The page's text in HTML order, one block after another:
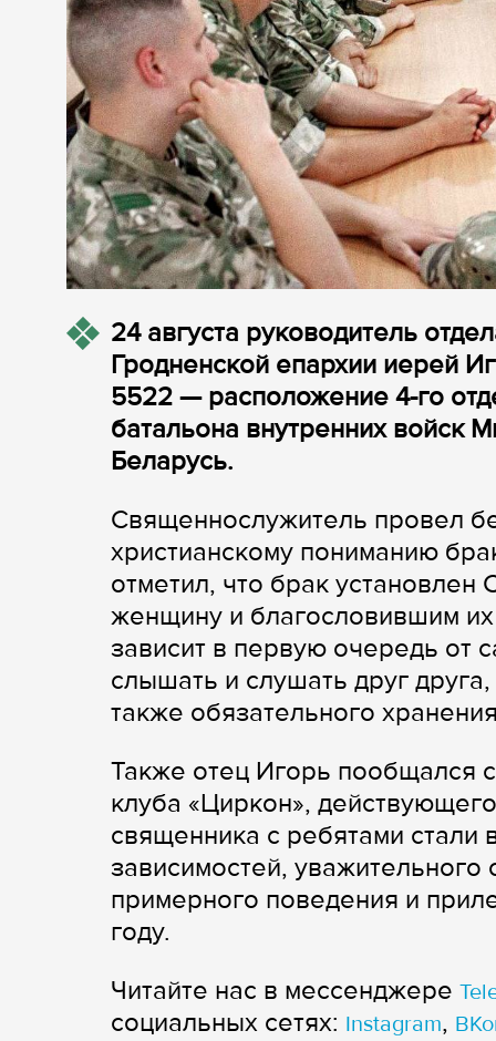
24 августа руководитель
Гродненской епархии иерей
5522 — расположение 4-го
батальона внутренних войск
Беларусь.
Священнослужитель провел
христианскому пониманию
отметил, что брак
женщину и благословившим
зависит в первую очередь от
слышать и слушать друг
также обязательного
Также отец Игорь пообщался
клуба «Циркон»,
священника с ребятами
зависимостей,
примерного поведения и
году.
Читайте нас в мессенджере
cоциальных сетях: Instagram,